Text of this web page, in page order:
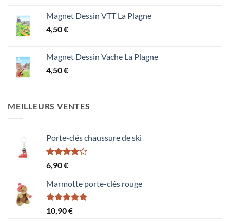
Magnet Dessin VTT La Plagne
4,50€
Magnet Dessin Vache La Plagne
4,50€
MEILLEURS VENTES
Porte-clés chaussure de ski
Note
4.00
5
6,90€
Marmotte porte-clés rouge
Note5.00
sur 5
10,90€